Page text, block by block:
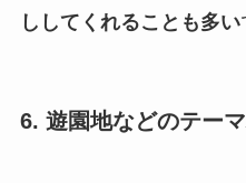
ししてくれることも多い
6. 遊園地などのテー